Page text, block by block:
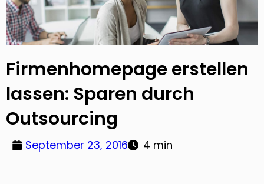
Firmenhomepage erstellen
lassen: Sparen durch
Outsourcing
September 23, 2016 4 min